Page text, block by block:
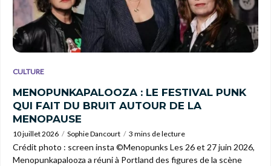
CULTURE
MENOPUNKAPALOOZA : LE FESTIVAL PUNK
QUI FAIT DU BRUIT AUTOUR DE LA
MENOPAUSE
10 juillet 2026 Sophie Dancourt 3 mins de lecture
Crédit photo : screen insta ©Menopunks Les 26 et 27 juin 2026,
Menopunkapalooza a réuni à Portland des figures de la scène